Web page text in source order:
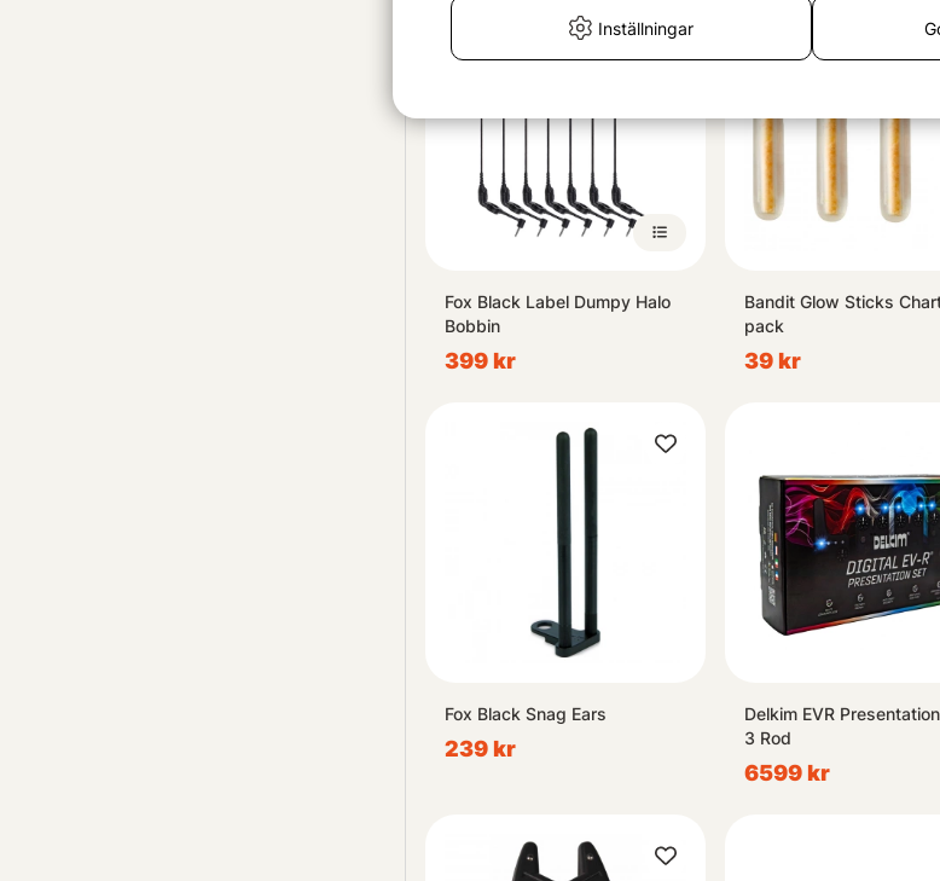
Fox Black Label Dumpy Halo
Bobbin
399 kr
Bandit Glow Sticks
pack
39 kr
Fox Black Snag Ears
239 kr
Delkim EVR
3 Rod
6599 kr
Inställningar